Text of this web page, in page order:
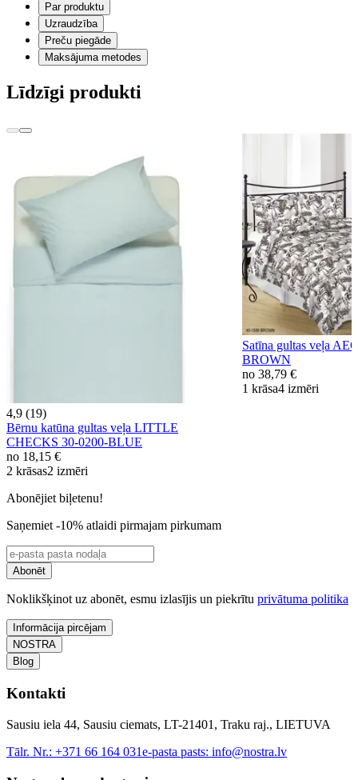
Par produktu
Uzraudzība
Preču piegāde
Maksājuma metodes
Līdzīgi produkti
4,9 (19)
Bērnu katūna gultas veļa LITTLE
CHECKS 30-0200-BLUE
no 18,15 €
2 krāsas2 izmēri
Satīna gultas veļa
BROWN
no 38,79 €
1 krāsa4 izmēri
Abonējiet biļetenu!
Saņemiet -10% atlaidi pirmajam pirkumam
Abonēt
Noklikšķinot uz abonēt, esmu izlasījis un piekrītu privātuma politika
Informācija pircējam
NOSTRA
Blog
Kontakti
Sausiu iela 44, Sausiu ciemats, LT-21401, Traku raj., LIETUVA
Tālr. Nr.: +371 66 164 031e-pasta pasts: info@nostra.lv